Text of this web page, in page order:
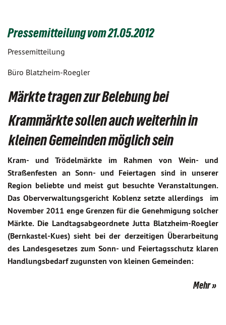
Pressemitteilung vom 21.05.2012
Pressemitteilung
Büro Blatzheim-Roegler
Märkte tragen zur Belebung bei
Krammärkte sollen auch weiterhin in
kleinen Gemeinden möglich sein
Kram- und Trödelmärkte im Rahmen von Wein- und
Straßenfesten an Sonn- und Feiertagen sind in unserer
Region beliebte und meist gut besuchte Veranstaltungen.
Das Oberverwaltungsgericht Koblenz setzte allerdings im
November 2011 enge Grenzen für die Genehmigung solcher
Märkte. Die Landtagsabgeordnete Jutta Blatzheim-Roegler
(Bernkastel-Kues) sieht bei der derzeitigen Überarbeitung
des Landesgesetzes zum Sonn- und Feiertagsschutz klaren
Handlungsbedarf zugunsten von kleinen Gemeinden:
Mehr